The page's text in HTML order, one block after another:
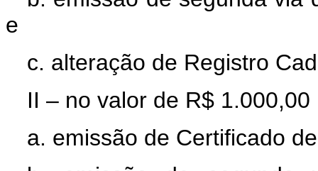
e
c. alteração de Registro
II – no valor de R$
a. emissão de Certificado